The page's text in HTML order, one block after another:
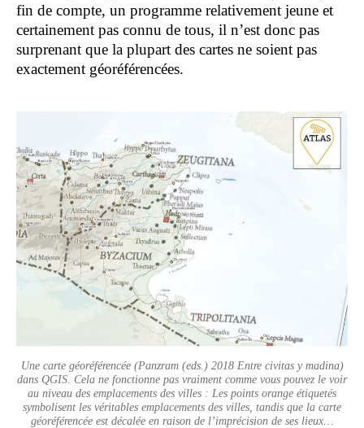
fin de compte, un programme relativement jeune et
certainement pas connu de tous, il n’est donc pas
surprenant que la plupart des cartes ne soient pas
exactement géoréférencées.
Une carte géoréférencée (Panzram (eds.) 2018 Entre civitas y madina)
dans QGIS. Cela ne fonctionne pas vraiment comme vous pouvez le voir
au niveau des emplacements des villes : Les points orange étiquetés
symbolisent les véritables emplacements des villes, tandis que la carte
géoréférencée est décalée en raison de l’imprécision de ses lieux…